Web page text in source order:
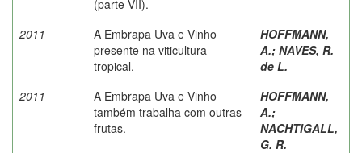
(parte VII).
2011
A Embrapa Uva e Vinho
presente na viticultura
tropical.
HOFFMANN,
A.; NAVES, R.
de L.
2011
A Embrapa Uva e Vinho
também trabalha com outras
frutas.
HOFFMANN,
A.;
NACHTIGALL,
G. R.